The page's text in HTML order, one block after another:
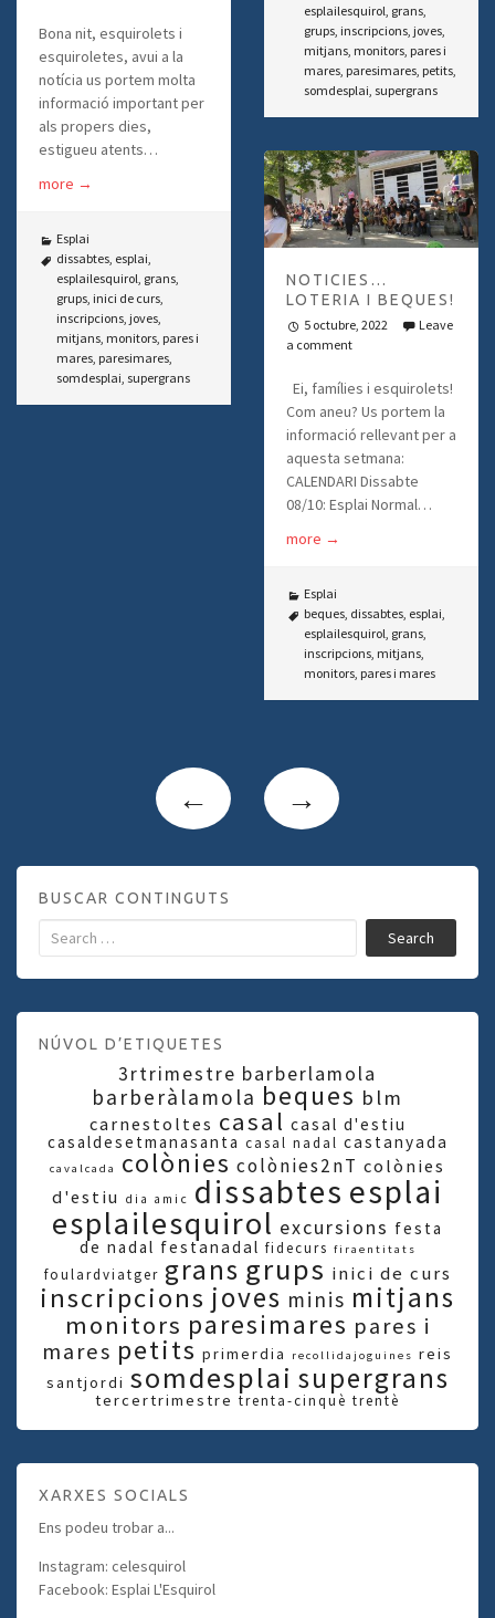
esplailesquirol grans
grups inscripcions joves
mitjans monitors pares i
mares paresimares petits
somdesplai supergrans
Bona nit, esquirolets i
esquiroletes, avui a la
notícia us portem molta
informació important per
als propers dies,
estigueu atents…
more →
Esplai
dissabtes esplai
esplailesquirol grans
grups inici de curs
inscripcions joves
mitjans monitors pares i
mares paresimares
somdesplai supergrans
NOTICIES…
LOTERIA I BEQUES!
5 octubre, 2022
Leave
a comment
Ei, famílies i esquirolets!
Com aneu? Us portem la
informació rellevant per a
aquesta setmana:
CALENDARI Dissabte
08/10: Esplai Normal…
more →
Esplai
beques dissabtes esplai
esplailesquirol grans
inscripcions mitjans
monitors pares i mares
← →
BUSCAR CONTINGUTS
Search
NÚVOL D’ETIQUETES
3rtrimestre barberlamola
barberàlamola beques blm
carnestoltes casal casal d'estiu
casaldesetmanasanta casal nadal castanyada
cavalcada colònies colònies2nT colònies
d'estiu
dia amic dissabtes esplai
esplailesquirol excursions festa
de nadal festanadal fidecurs firaentitats
foulardviatger grans grups inici de curs
inscripcions joves minis mitjans
monitors paresimares pares i
mares petits primerdia recollidajoguines reis
santjordi somdesplai supergrans
tercertrimestre trenta-cinquè trentè
XARXES SOCIALS
Ens podeu trobar a...
Instagram: celesquirol
Facebook: Esplai L'Esquirol